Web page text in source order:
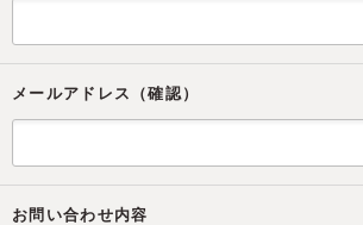
メールアドレス（確認）
お問い合わせ内容